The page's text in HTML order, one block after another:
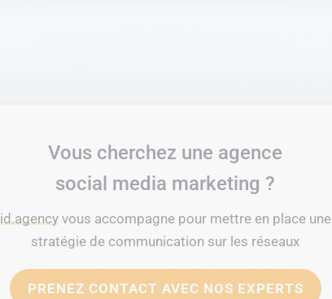
Vous cherchez une agence
social media marketing ?
id.agencyvous accompagne pour mettre en place une
stratégie de communication sur les réseaux
PRENEZ CONTACT AVEC NOS EXPERTS